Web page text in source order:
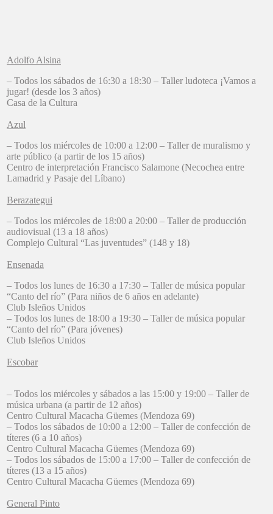
Adolfo Alsina
– Todos los sábados de 16:30 a 18:30 – Taller ludoteca ¡Vamos a
jugar! (desde los 3 años)
Casa de la Cultura
Azul
– Todos los miércoles de 10:00 a 12:00 – Taller de muralismo y
arte público (a partir de los 15 años)
Centro de interpretación Francisco Salamone (Necochea entre
Lamadrid y Pasaje del Líbano)
Berazategui
– Todos los miércoles de 18:00 a 20:00 – Taller de producción
audiovisual (13 a 18 años)
Complejo Cultural “Las juventudes” (148 y 18)
Ensenada
– Todos los lunes de 16:30 a 17:30 – Taller de música popular
“Canto del río” (Para niños de 6 años en adelante)
Club Isleños Unidos
– Todos los lunes de 18:00 a 19:30 – Taller de música popular
“Canto del río” (Para jóvenes)
Club Isleños Unidos
Escobar
– Todos los miércoles y sábados a las 15:00 y 19:00 – Taller de
música urbana (a partir de 12 años)
Centro Cultural Macacha Güemes (Mendoza 69)
– Todos los sábados de 10:00 a 12:00 – Taller de confección de
títeres (6 a 10 años)
Centro Cultural Macacha Güemes (Mendoza 69)
– Todos los sábados de 15:00 a 17:00 – Taller de confección de
títeres (13 a 15 años)
Centro Cultural Macacha Güemes (Mendoza 69)
General Pinto